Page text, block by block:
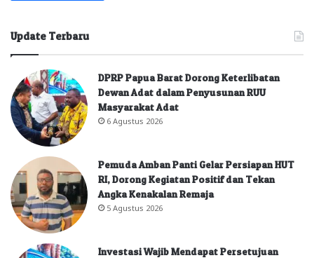
Update Terbaru
DPRP Papua Barat Dorong Keterlibatan
Dewan Adat dalam Penyusunan RUU
Masyarakat Adat
6 Agustus 2026
Pemuda Amban Panti Gelar Persiapan HUT
RI, Dorong Kegiatan Positif dan Tekan
Angka Kenakalan Remaja
5 Agustus 2026
Investasi Wajib Mendapat Persetujuan